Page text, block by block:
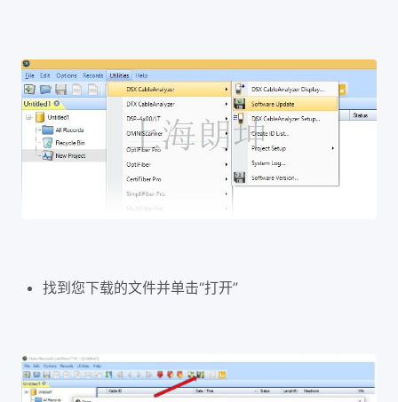
找到您下载的文件并单击“打开”